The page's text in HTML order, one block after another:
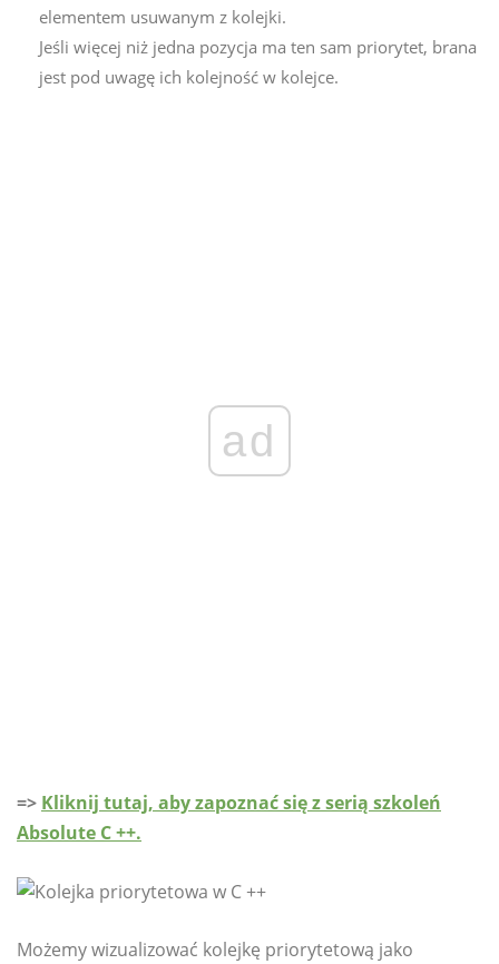
elementem usuwanym z kolejki.
Jeśli więcej niż jedna pozycja ma ten sam priorytet, brana
jest pod uwagę ich kolejność w kolejce.
ad
=> Kliknij tutaj, aby zapoznać się z serią szkoleń
Absolute C ++.
Możemy wizualizować kolejkę priorytetową jako